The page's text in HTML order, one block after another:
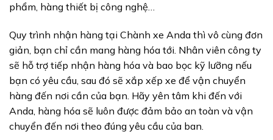
phẩm, hàng thiết bị công nghệ…
Quy trình nhận hàng tại Chành xe Anda thì vô cùng đơn
giản, bạn chỉ cần mang hàng hóa tới. Nhân viên công ty
sẽ hỗ trợ tiếp nhận hàng hóa và bao bọc kỹ lưỡng nếu
bạn có yêu cầu, sau đó sẽ xắp xếp xe để vận chuyển
hàng đến nơi cần của bạn. Hãy yên tâm khi đến với
Anda, hàng hóa sẽ luôn được đảm bảo an toàn và vận
chuyển đến nơi theo đúng yêu cầu của ban.